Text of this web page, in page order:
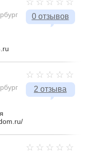
0 отзывов
2 отзыва